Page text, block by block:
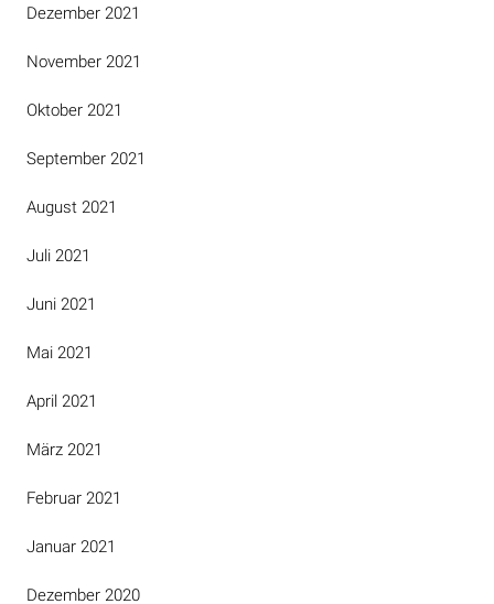
Dezember 2021
November 2021
Oktober 2021
September 2021
August 2021
Juli 2021
Juni 2021
Mai 2021
April 2021
März 2021
Februar 2021
Januar 2021
Dezember 2020